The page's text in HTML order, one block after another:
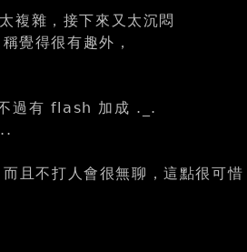
雜，接下來又太沉悶
覺得很有趣外，
過有 flash 加成 ._.
且不打人會很無聊，這點很可惜